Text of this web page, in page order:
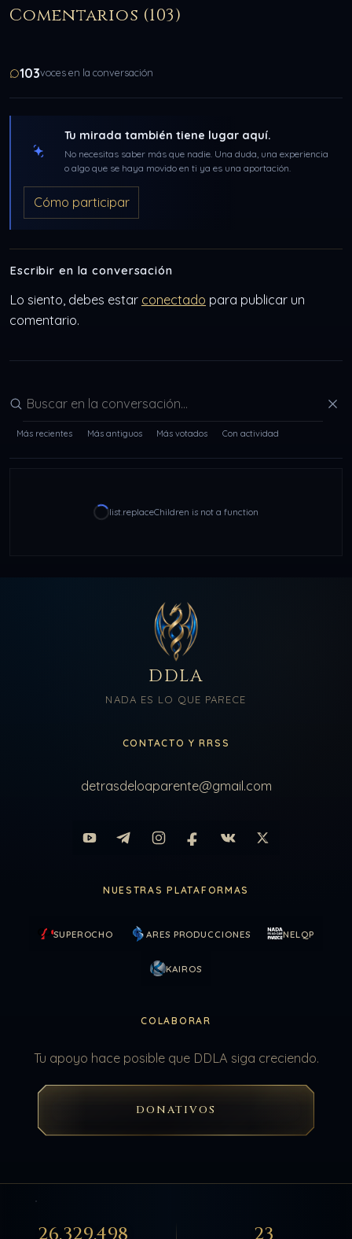
Comentarios (103)
103voces en la conversación
Tu mirada también tiene lugar aquí.
No necesitas saber más que nadie. Una duda, una experiencia
o algo que se haya movido en ti ya es una aportación.
Cómo participar
Escribir en la conversación
Lo siento, debes estar conectado para publicar un
comentario.
Buscar en la conversación
Más recientes Más antiguos Más votados Con actividad
list.replaceChildren is not a function
DDLA
NADA ES LO QUE PARECE
CONTACTO Y RRSS
detrasdeloaparente@gmail.com
NUESTRAS PLATAFORMAS
SUPEROCHO ARES PRODUCCIONES NELQP
KAIROS
COLABORAR
Tu apoyo hace posible que DDLA siga creciendo.
DONATIVOS